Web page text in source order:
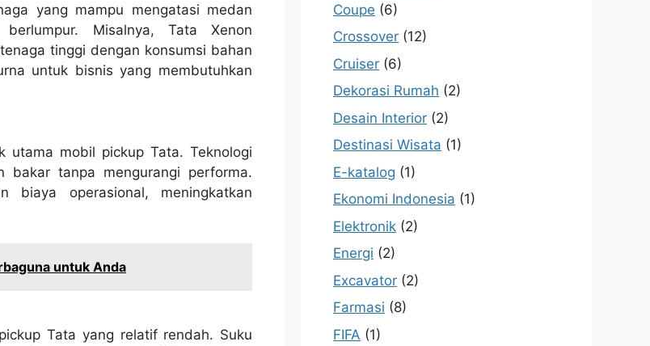
yang mampu mengatasi medan
Misalnya, Tata Xenon
tinggi dengan konsumsi bahan
untuk bisnis yang membutuhkan
utama mobil pickup Tata. Teknologi
bakar tanpa mengurangi performa.
biaya operasional, meningkatkan
untuk Anda
Tata yang relatif rendah. Suku
Coupe (6)
Crossover (12)
Cruiser (6)
Dekorasi Rumah (2)
Desain Interior (2)
Destinasi Wisata (1)
E-katalog (1)
Ekonomi Indonesia (1)
Elektronik (2)
Energi (2)
Excavator (2)
Farmasi (8)
FIFA (1)